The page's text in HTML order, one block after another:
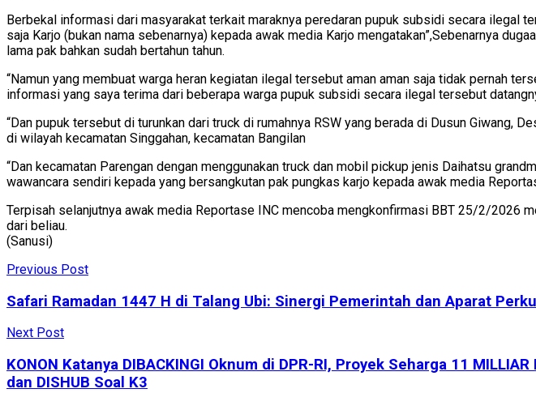
Berbekal informasi dari masyarakat terkait maraknya peredaran pupuk subsidi secara ilegal
saja Karjo (bukan nama sebenarnya) kepada awak media Karjo mengatakan”,Sebenarnya
lama pak bahkan sudah bertahun tahun.
“Namun yang membuat warga heran kegiatan ilegal tersebut aman aman saja tidak pernah
informasi yang saya terima dari beberapa warga pupuk subsidi secara ilegal tersebut
“Dan pupuk tersebut di turunkan dari truck di rumahnya RSW yang berada di Dusun Giwang,
di wilayah kecamatan Singgahan, kecamatan Bangilan
“Dan kecamatan Parengan dengan menggunakan truck dan mobil pickup jenis Daihatsu
wawancara sendiri kepada yang bersangkutan pak pungkas karjo kepada awak media
Terpisah selanjutnya awak media Reportase INC mencoba mengkonfirmasi BBT 25/2/2026
dari beliau.
(Sanusi)
Previous Post
Safari Ramadan 1447 H di Talang Ubi: Sinergi Pemerintah dan Aparat
Next Post
KONON Katanya DIBACKINGI Oknum di DPR-RI, Proyek Seharga 11
dan DISHUB Soal K3